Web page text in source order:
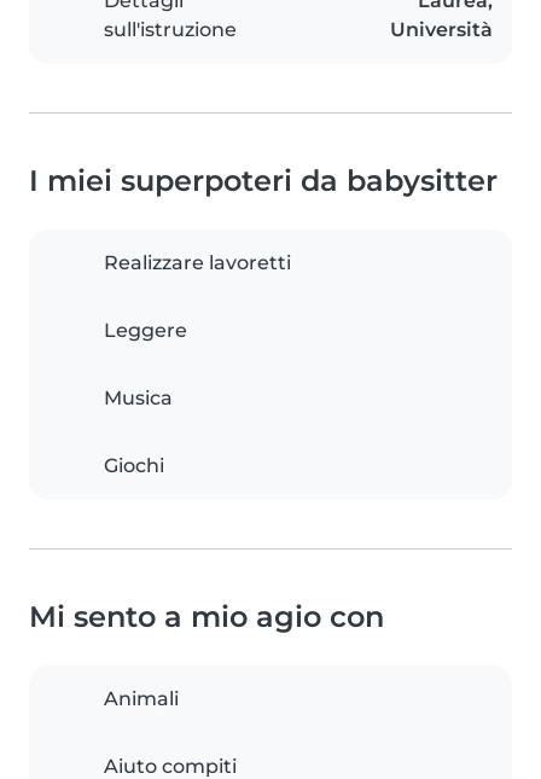
sull'istruzione
Università
I miei superpoteri da babysitter
Realizzare lavoretti
Leggere
Musica
Giochi
Mi sento a mio agio con
Animali
Aiuto compiti